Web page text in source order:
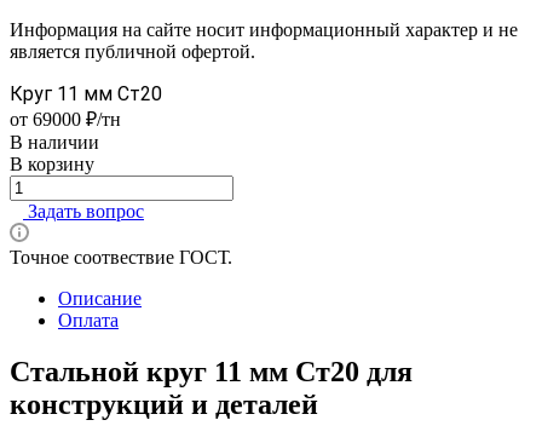
Информация на сайте носит информационный характер и не
является публичной офертой.
Круг 11 мм Ст20
от 69000 ₽/тн
В наличии
В корзину
Задать вопрос
Точное соотвествие ГОСТ.
Описание
Оплата
Стальной круг 11 мм Ст20 для
конструкций и деталей